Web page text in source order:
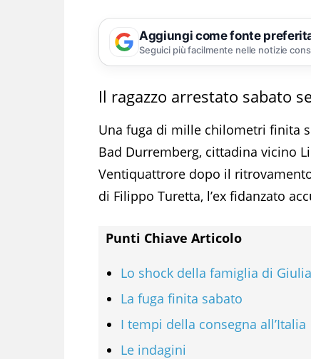
Aggiungi come fonte
Seguici più facilmente nelle notizie
Il ragazzo arrestato sabato
Una fuga di mille chilometri finita
Bad Durremberg, cittadina vicino
Ventiquattrore dopo il
di Filippo Turetta, l’ex fidanzato
Punti Chiave Articolo
Lo shock della famiglia di
La fuga finita sabato
I tempi della consegna all’Italia
Le indagini